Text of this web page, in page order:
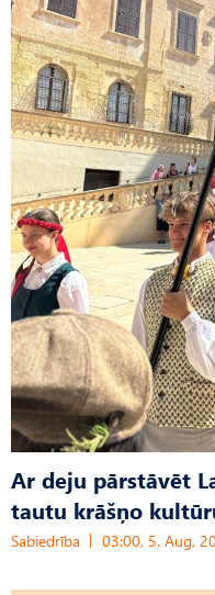
Ar deju pārstāvēt
tautu krāšņo
Sabiedrība 03:00, 5. Aug,